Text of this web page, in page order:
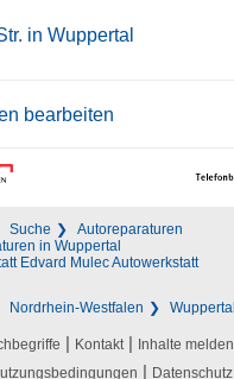
in Wuppertal
bearbeiten
Suche
Autoreparaturen
in Wuppertal
Edvard Mulec Autowerkstatt
Nordrhein-Westfalen Wuppertal
| Kontakt | Inhalte melden
| Datenschutz